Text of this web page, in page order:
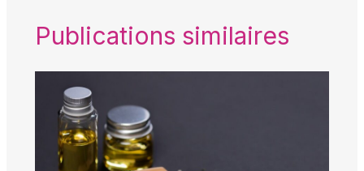
Publications similaires